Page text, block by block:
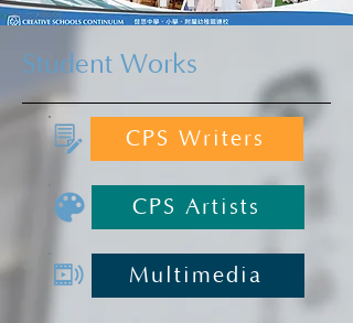
Student Works
CPS Writers
CPS Artists
Multimedia